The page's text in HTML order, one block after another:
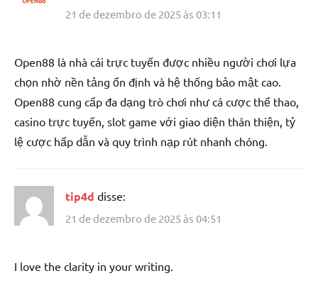
21 de dezembro de 2025 às 03:11
Open88 là nhà cái trực tuyến được nhiều người chơi lựa
chọn nhờ nền tảng ổn định và hệ thống bảo mật cao.
Open88 cung cấp đa dạng trò chơi như cá cược thể thao,
casino trực tuyến, slot game với giao diện thân thiện, tỷ
lệ cược hấp dẫn và quy trình nạp rút nhanh chóng.
tip4d disse:
21 de dezembro de 2025 às 04:51
I love the clarity in your writing.